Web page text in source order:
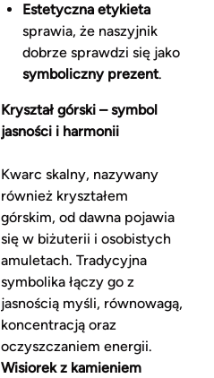
Estetyczna etykieta
sprawia, że naszyjnik
dobrze sprawdzi się jako
symboliczny prezent.
Kryształ górski – symbol
jasności i harmonii
Kwarc skalny, nazywany
również kryształem
górskim, od dawna pojawia
się w biżuterii i osobistych
amuletach. Tradycyjna
symbolika łączy go z
jasnością myśli, równowagą,
koncentracją oraz
oczyszczaniem energii.
Wisiorek z kamieniem